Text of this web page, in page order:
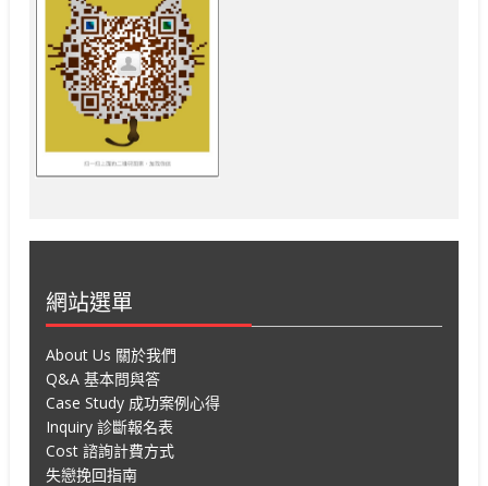
網站選單
About Us 關於我們
Q&A 基本問與答
Case Study 成功案例心得
Inquiry 診斷報名表
Cost 諮詢計費方式
失戀挽回指南